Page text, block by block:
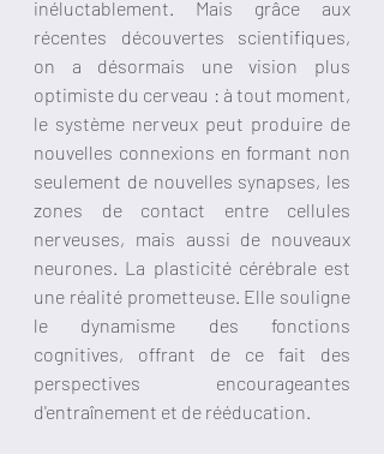
inéluctablement. Mais grâce aux
récentes découvertes scientifiques,
on a désormais une vision plus
optimiste du cerveau : à tout moment,
le système nerveux peut produire de
nouvelles connexions en formant non
seulement de nouvelles synapses, les
zones de contact entre cellules
nerveuses, mais aussi de nouveaux
neurones. La plasticité cérébrale est
une réalité prometteuse. Elle souligne
le dynamisme des fonctions
cognitives, offrant de ce fait des
perspectives encourageantes
d'entraînement et de rééducation.